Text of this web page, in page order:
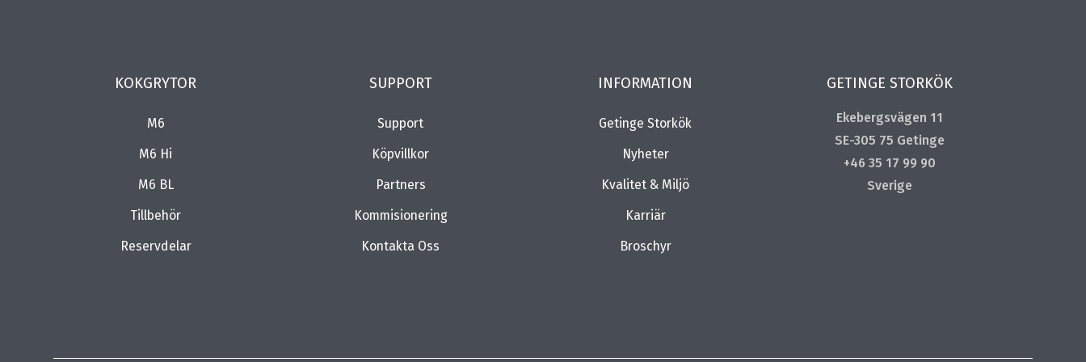
KOKGRYTOR
M6
M6 Hi
M6 BL
Tillbehör
Reservdelar
SUPPORT
Support
Köpvillkor
Partners
Kommisionering
Kontakta Oss
INFORMATION
Getinge Storkök
Nyheter
Kvalitet & Miljö
Karriär
Broschyr
GETINGE STORKÖK
Ekebergsvägen 11
SE-305 75 Getinge
+46 35 17 99 90
Sverige